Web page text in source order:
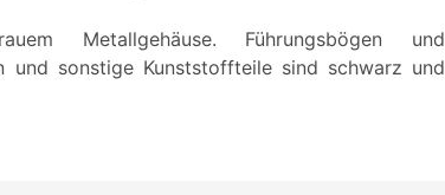
Metallgehäuse. Führungsbögen und
und sonstige Kunststoffteile sind schwarz und